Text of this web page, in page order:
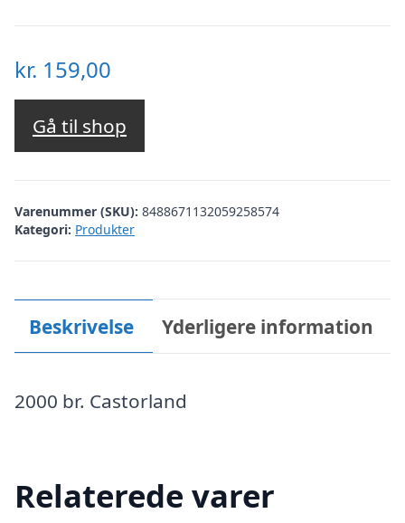
kr. 159,00
Gå til shop
Varenummer (SKU): 8488671132059258574
Kategori: Produkter
Beskrivelse Yderligere information
2000 br. Castorland
Relaterede varer